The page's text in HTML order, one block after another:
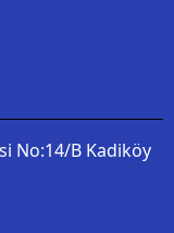
No:14/B Kadiköy